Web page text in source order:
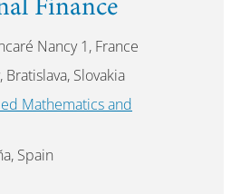
Finance
Nancy 1, France
Slovakia
Mathematics and
Spain